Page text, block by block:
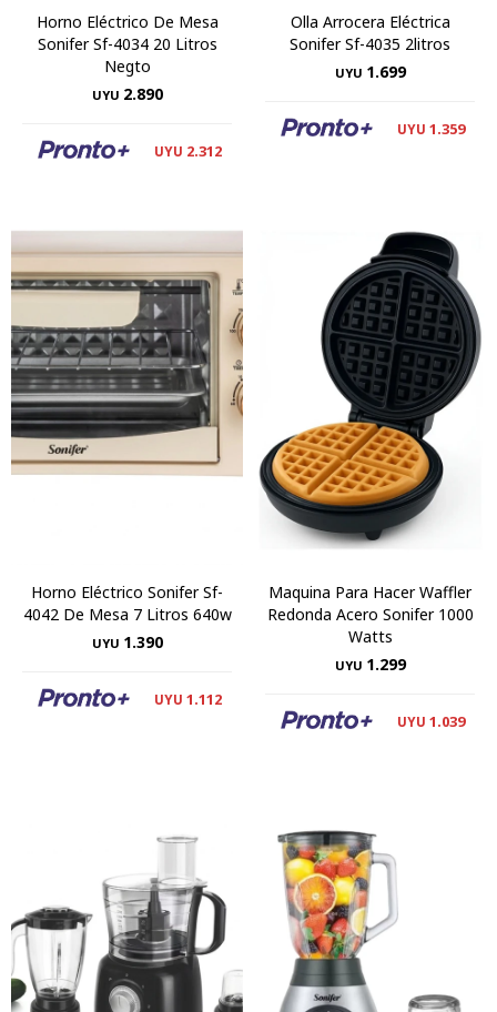
Horno Eléctrico De Mesa
Sonifer Sf-4034 20 Litros
Negto
UYU 2.890
UYU 2.312
Olla Arrocera Eléctrica
Sonifer Sf-4035 2litros
UYU 1.699
UYU 1.359
Horno Eléctrico Sonifer Sf-
4042 De Mesa 7 Litros 640w
UYU 1.390
UYU 1.112
Maquina Para Hacer Waffler
Redonda Acero Sonifer 1000
Watts
UYU 1.299
UYU 1.039